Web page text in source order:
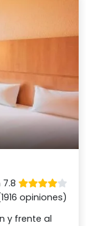
opiniones)
y frente al